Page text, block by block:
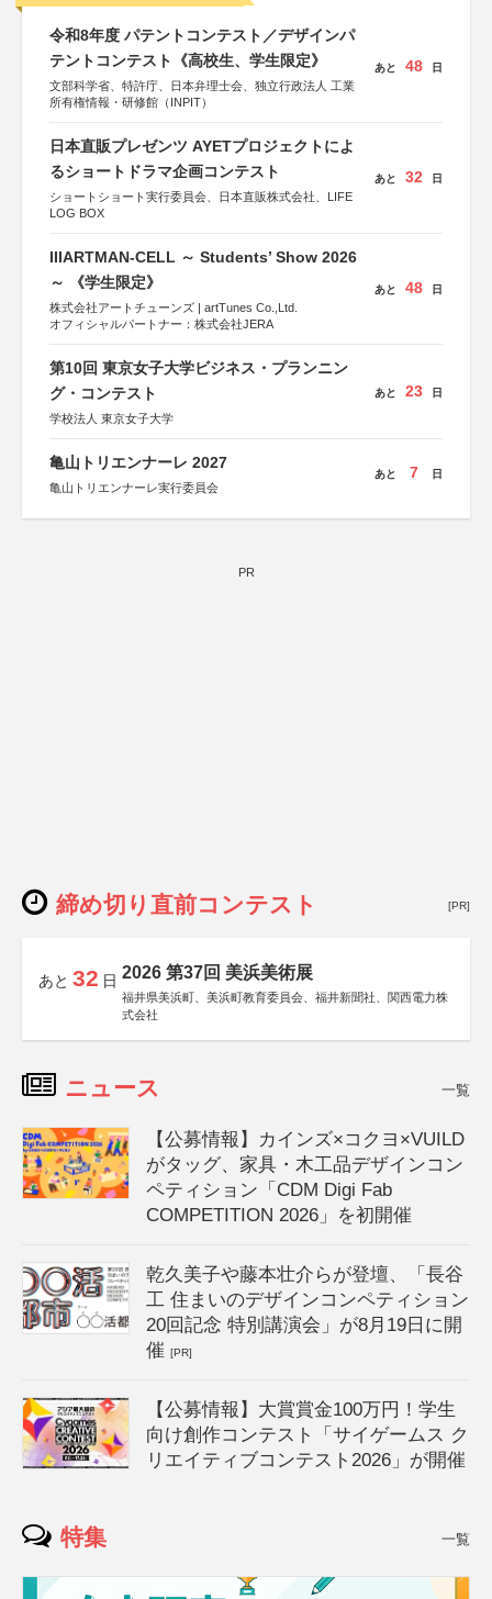
令和8年度 パテントコンテスト／デザインパ
テントコンテスト《高校生、学生限定》
文部科学省、特許庁、日本弁理士会、独立行政法人 工業
所有権情報・研修館（INPIT）
あと 48 日
日本直販プレゼンツ AYETプロジェクトによ
るショートドラマ企画コンテスト
ショートショート実行委員会、日本直販株式会社、LIFE
LOG BOX
あと 32 日
IIIARTMAN-CELL ～ Students’ Show 2026
～ 《学生限定》
株式会社アートチューンズ | artTunes Co.,Ltd.
オフィシャルパートナー：株式会社JERA
あと 48 日
第10回 東京女子大学ビジネス・プランニン
グ・コンテスト
学校法人 東京女子大学
あと 23 日
亀山トリエンナーレ 2027
亀山トリエンナーレ実行委員会
あと 7 日
PR
締め切り直前コンテスト [PR]
あと 32 日 2026 第37回 美浜美術展
福井県美浜町、美浜町教育委員会、福井新聞社、関西電力株
式会社
ニュース 一覧
【公募情報】カインズ×コクヨ×VUILD
がタッグ、家具・木工品デザインコン
ペティション「CDM Digi Fab
COMPETITION 2026」を初開催
乾久美子や藤本壮介らが登壇、「長谷
工 住まいのデザインコンペティション
20回記念 特別講演会」が8月19日に開
催[PR]
【公募情報】大賞賞金100万円！学生
向け創作コンテスト「サイゲームス ク
リエイティブコンテスト2026」が開催
特集 一覧